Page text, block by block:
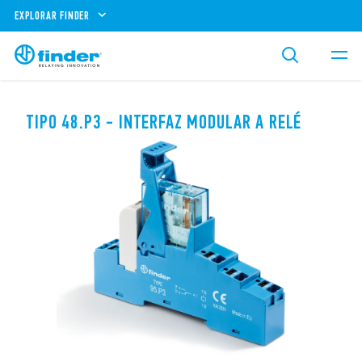
EXPLORAR FINDER
TIPO 48.P3 - INTERFAZ MODULAR A RELÉ